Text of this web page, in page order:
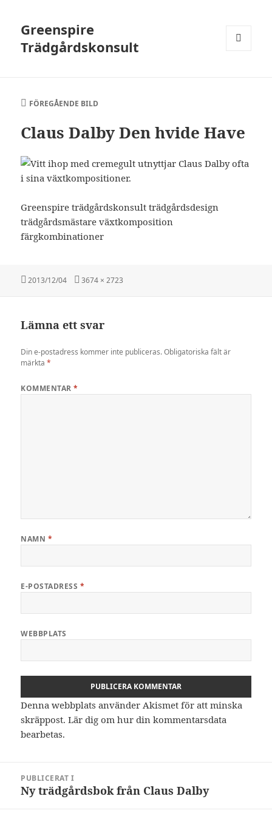
Greenspire
Trädgårdskonsult
FÖREGÅENDE BILD
Claus Dalby Den hvide Have
Greenspire trädgårdskonsult trädgårdsdesign
trädgårdsmästare växtkomposition
färgkombinationer
Postat
2013/12/04
Full
3674 × 2723
Lämna ett svar
Din e-postadress kommer inte publiceras. Obligatoriska fält är
märkta*
KOMMENTAR*
NAMN *
E-POSTADRESS *
WEBBPLATS
Denna webbplats använder Akismet för att minska
skräppost.Lär dig om hur din kommentarsdata
bearbetas.
PUBLICERAT I
Ny trädgårdsbok från Claus Dalby